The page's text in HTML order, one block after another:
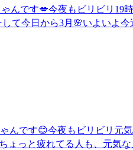
んです💋今夜もビリビリ19
て今日から3月🌸いよいよ
んです😊今夜もビリビリ元
ょっと疲れてる人も、元気